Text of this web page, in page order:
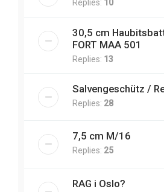
Replies: 10
30,5 cm
FORT MAA 501
Replies: 13
Salvengeschütz /
Replies: 28
7,5 cm M/16
Replies: 25
RAG i Oslo?